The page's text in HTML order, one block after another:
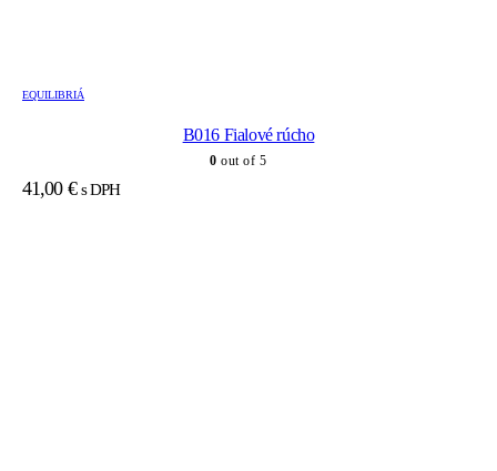
EQUILIBRIÁ
B016 Fialové rúcho
0 out of 5
41,00 € s DPH